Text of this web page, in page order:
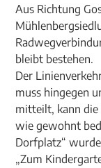
Aus Richtung
bleibt bestehen.
Der
muss hingegen
mitteilt, kann die
wie gewohnt
Dorfplatz“
„Zum